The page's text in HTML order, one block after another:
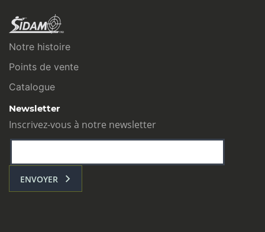
Notre histoire
Points de vente
Catalogue
Newsletter
Inscrivez-vous à notre newsletter
ENVOYER